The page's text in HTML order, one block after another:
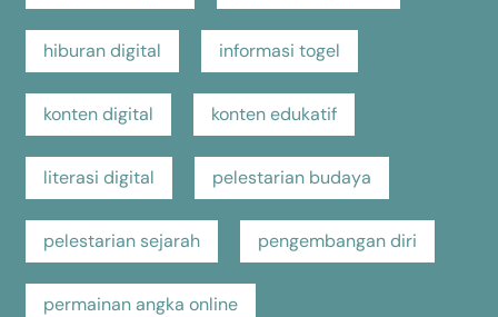
hiburan digital informasi togel
konten digital konten edukatif
literasi digital pelestarian budaya
pelestarian sejarah pengembangan diri
permainan angka online